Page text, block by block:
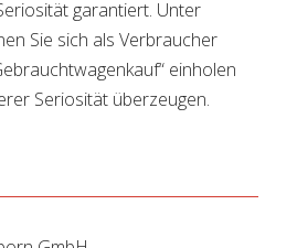
garantiert. Unter
Sie sich als Verbraucher
einholen
Seriosität überzeugen.